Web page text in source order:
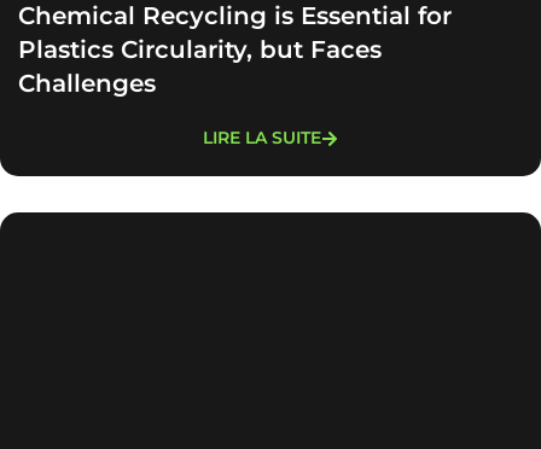
Chemical Recycling is Essential for
Plastics Circularity, but Faces
Challenges
LIRE LA SUITE